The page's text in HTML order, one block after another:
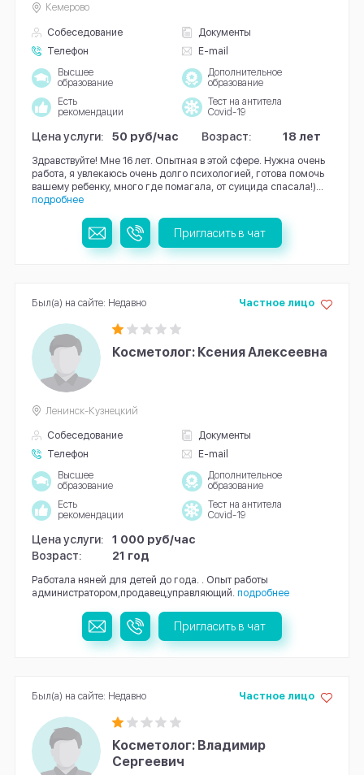
Собеседование
Документы
Телефон
E-mail
Кемерово
Высшее
образование
Дополнительное
образование
Есть
рекомендации
Тест на антитела
Covid-19
Цена услуги: 50 руб/час Возраст: 18 лет
Здравствуйте! Мне 16 лет. Опытная в этой сфере. Нужна очень
работа, я увлекаюсь очень долго психологией, готова помочь
вашему ребенку, много где помагала, от суицида спасала!)...
подробнее
Пригласить в чат
Косметолог: Ксения Алексеевна
Собеседование
Документы
Телефон
E-mail
Частное лицо
Ленинск-Кузнецкий
Высшее
образование
Дополнительное
образование
Есть
рекомендации
Тест на антитела
Covid-19
Цена услуги:
1 000 руб/час
Возраст:
21 год
Работала няней для детей до года. . Опыт работы
администратором,продавец,управляющий. подробнее
Был(а) на сайте: Недавно
Пригласить в чат
Косметолог: Владимир
Сергеевич
Частное лицо
Был(а) на сайте: Недавно